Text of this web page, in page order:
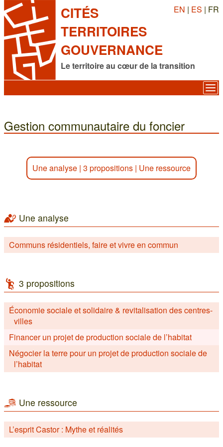
CITÉS
TERRITOIRES
GOUVERNANCE
Le territoire au cœur de la transition
EN | ES | FR
Gestion communautaire du foncier
Une analyse | 3 propositions | Une ressource
Une analyse
Communs résidentiels, faire et vivre en commun
3 propositions
Économie sociale et solidaire & revitalisation des centres-
villes
Financer un projet de production sociale de l’habitat
Négocier la terre pour un projet de production sociale de
l’habitat
Une ressource
L’esprit Castor : Mythe et réalités